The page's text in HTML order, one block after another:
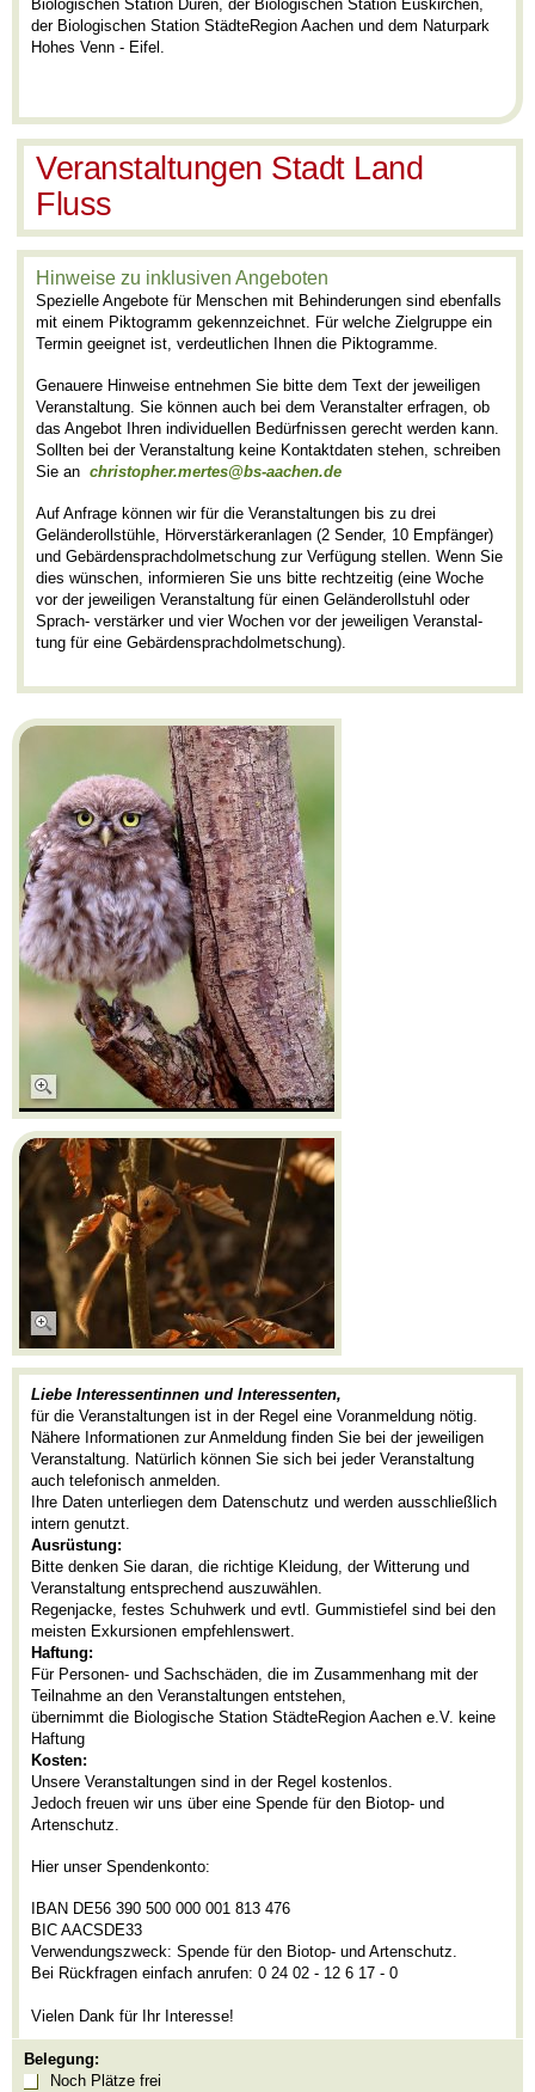
Biologischen Station Düren, der Biologischen Station Euskirchen,
der Biologischen Station StädteRegion Aachen und dem Naturpark
Hohes Venn - Eifel.
Veranstaltungen Stadt Land
Fluss
Hinweise zu inklusiven Angeboten
Spezielle Angebote für Menschen mit Behinderungen sind ebenfalls
mit einem Piktogramm gekennzeichnet. Für welche Zielgruppe ein
Termin geeignet ist, verdeutlichen Ihnen die Piktogramme.
Genauere Hinweise entnehmen Sie bitte dem Text der jeweiligen
Veranstaltung. Sie können auch bei dem Veranstalter erfragen, ob
das Angebot Ihren individuellen Bedürfnissen gerecht werden kann.
Sollten bei der Veranstaltung keine Kontaktdaten stehen, schreiben
Sie anchristopher.mertes@bs-aachen.de
Auf Anfrage können wir für die Veranstaltungen bis zu drei
Geländerollstühle, Hörverstärkeranlagen (2 Sender, 10 Empfänger)
und Gebärdensprachdolmetschung zur Verfügung stellen. Wenn Sie
dies wünschen, informieren Sie uns bitte rechtzeitig (eine Woche
vor der jeweiligen Veranstaltung für einen Geländerollstuhl oder
Sprach- verstärker und vier Wochen vor der jeweiligen Veranstal-
tung für eine Gebärdensprachdolmetschung).
Liebe Interessentinnen und Interessenten,
für die Veranstaltungen ist in der Regel eine Voranmeldung nötig.
Nähere Informationen zur Anmeldung finden Sie bei der jeweiligen
Veranstaltung. Natürlich können Sie sich bei jeder Veranstaltung
auch telefonisch anmelden.
Ihre Daten unterliegen dem Datenschutz und werden ausschließlich
intern genutzt.
Ausrüstung:
Bitte denken Sie daran, die richtige Kleidung, der Witterung und
Veranstaltung entsprechend auszuwählen.
Regenjacke, festes Schuhwerk und evtl. Gummistiefel sind bei den
meisten Exkursionen empfehlenswert.
Haftung:
Für Personen- und Sachschäden, die im Zusammenhang mit der
Teilnahme an den Veranstaltungen entstehen,
übernimmt die Biologische Station StädteRegion Aachen e.V. keine
Haftung
Kosten:
Unsere Veranstaltungen sind in der Regel kostenlos.
Jedoch freuen wir uns über eine Spende für den Biotop- und
Artenschutz.
Hier unser Spendenkonto:
IBAN DE56 390 500 000 001 813 476
BIC AACSDE33
Verwendungszweck: Spende für den Biotop- und Artenschutz.
Bei Rückfragen einfach anrufen: 0 24 02 - 12 6 17 - 0
Vielen Dank für Ihr Interesse!
Belegung:
Noch Plätze frei